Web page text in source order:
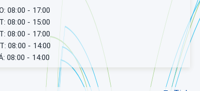
08:00 - 17:00
08:00 - 15:00
08:00 - 17:00
08:00 - 14:00
08:00 - 14:00